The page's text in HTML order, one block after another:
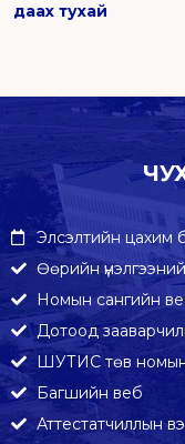
даах тухай
Элсэлтийн цахим
Өөрийн
Номын сангийн
Дотоод
ШУТИС төв
Багшийн веб
Аттестатчиллын